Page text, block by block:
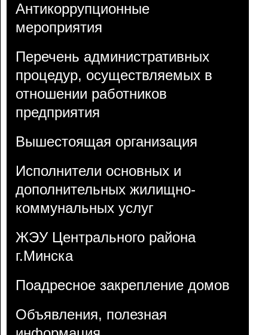
Антикоррупционные
мероприятия
Перечень административных
процедур, осуществляемых в
отношении работников
предприятия
Вышестоящая организация
Исполнители основных и
дополнительных жилищно-
коммунальных услуг
ЖЭУ Центрального района
г.Минска
Поадресное закрепление домов
Объявления, полезная